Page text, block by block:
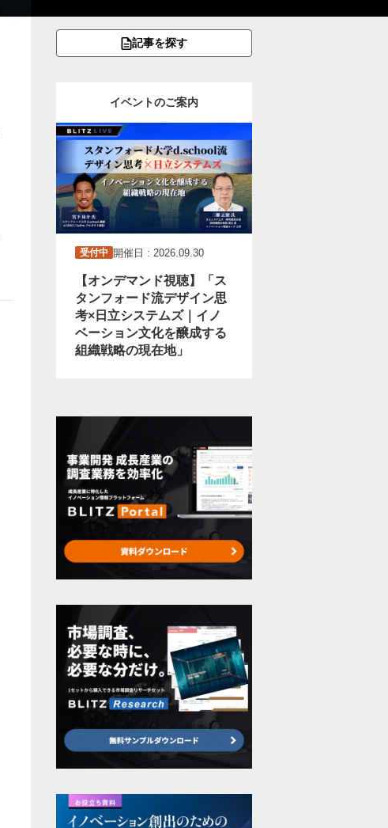
記事を探す
イベントのご案内
受付中 開催日 : 2026.09.30
【オンデマンド視聴】「ス
タンフォード流デザイン思
考×日立システムズ｜イノ
ベーション文化を醸成する
組織戦略の現在地」